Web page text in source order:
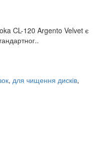
CL-120 Argento Velvet є
, для чищення дисків,